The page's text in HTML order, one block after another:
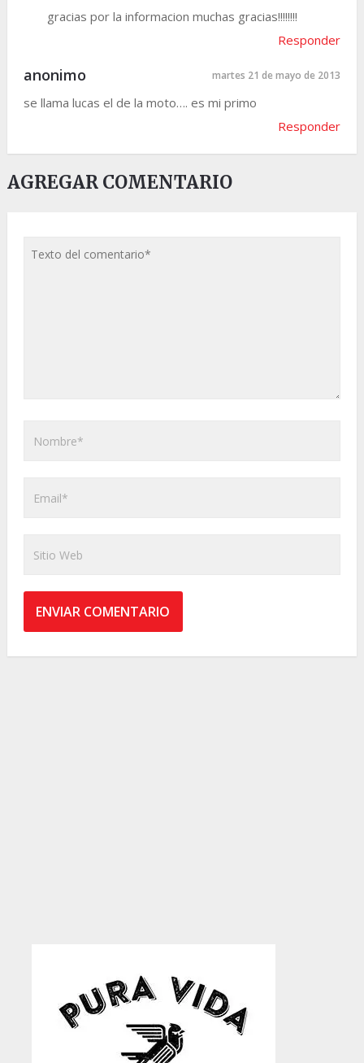
gracias por la informacion muchas gracias!!!!!!!!
Responder
anonimo martes 21 de mayo de 2013
se llama lucas el de la moto…. es mi primo
Responder
AGREGAR COMENTARIO